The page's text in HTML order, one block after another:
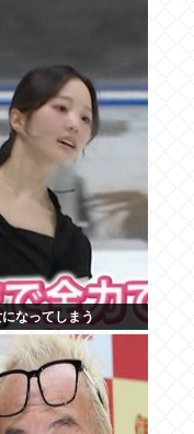
なってしまう